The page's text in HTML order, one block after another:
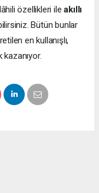
özellikleri ileakıllı
Bütün bunlar
en kullanışlı,
kazanıyor.